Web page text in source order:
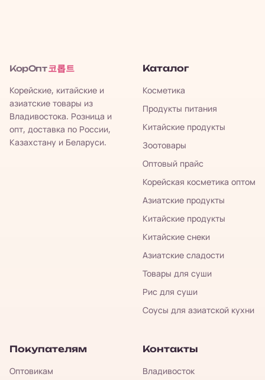
КорОпт 코롭트
Корейские, китайские и
азиатские товары из
Владивостока. Розница и
опт, доставка по России,
Казахстану и Беларуси.
Каталог
Косметика
Продукты питания
Китайские продукты
Зоотовары
Оптовый прайс
Корейская косметика оптом
Азиатские продукты
Китайские продукты
Китайские снеки
Азиатские сладости
Товары для суши
Рис для суши
Соусы для азиатской кухни
Покупателям
Оптовикам
Контакты
Владивосток